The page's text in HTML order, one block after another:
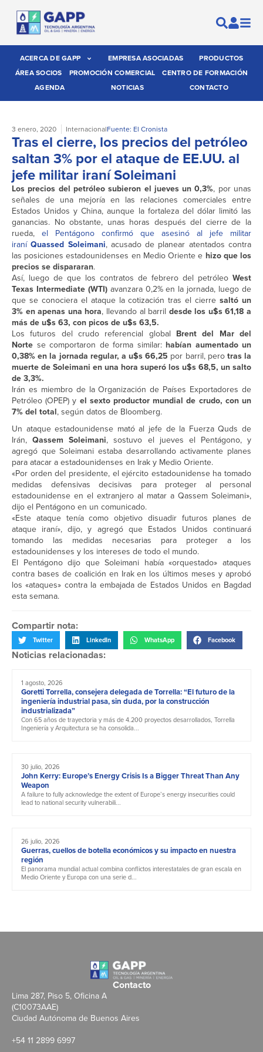
ACERCA DE GAPP EMPRESA ASOCIADAS
PRODUCTOS
ÁREA SOCIOS
PROMOCIÓN COMERCIAL
CENTRO DE FORMACIÓN
AGENDA
NOTICIAS CONTACTO
3 enero, 2020 InternacionalFuente: El Cronista
Tras el cierre, los precios del petróleo
saltan 3% por el ataque de EE.UU. al
jefe militar iraní Soleimani
Los precios del petróleo subieron el jueves un 0,3%, por unas
señales de una mejoría en las relaciones comerciales entre
Estados Unidos y China, aunque la fortaleza del dólar limitó las
ganancias. No obstante, unas horas después del cierre de la
rueda, el Pentágono confirmó que asesinó al jefe militar
iraníQuassed Soleimani, acusado de planear atentados contra
las posiciones estadounidenses en Medio Oriente e hizo que los
precios se dispararan.
Así, luego de que los contratos de febrero del petróleo West
Texas Intermediate (WTI)avanzara 0,2% en la jornada, luego de
que se conociera el ataque la cotización tras el cierresaltó un
3% en apenas una hora, llevando al barril desde los u$s 61,18 a
más de u$s 63, con picos de u$s 63,5.
Los futuros del crudo referencial global Brent del Mar del
Norte se comportaron de forma similar: habían aumentado un
0,38% en la jornada regular, a u$s 66,25 por barril, perotras la
muerte de Soleimani en una hora superó los u$s 68,5, un salto
de 3,3%.
Irán es miembro de la Organización de Países Exportadores de
Petróleo (OPEP) y el sexto productor mundial de crudo, con un
7% del total, según datos de Bloomberg.
Un ataque estadounidense mató al jefe de la Fuerza Quds de
Irán, Qassem Soleimani, sostuvo el jueves el Pentágono, y
agregó que Soleimani estaba desarrollando activamente planes
para atacar a estadounidenses en Irak y Medio Oriente.
«Por orden del presidente, el ejército estadounidense ha tomado
medidas defensivas decisivas para proteger al personal
estadounidense en el extranjero al matar a Qassem Soleimani»,
dijo el Pentágono en un comunicado.
«Este ataque tenía como objetivo disuadir futuros planes de
ataque iraní», dijo, y agregó que Estados Unidos continuará
tomando las medidas necesarias para proteger a los
estadounidenses y los intereses de todo el mundo.
El Pentágono dijo que Soleimani había «orquestado» ataques
contra bases de coalición en Irak en los últimos meses y aprobó
los «ataques» contra la embajada de Estados Unidos en Bagdad
esta semana.
Compartir nota:
Twitter LinkedIn WhatsApp Facebook
Noticias relacionadas:
1 agosto, 2026
Goretti Torrella, consejera delegada de Torrella: “El futuro de la
ingeniería industrial pasa, sin duda, por la construcción
industrializada”
Con 65 años de trayectoria y más de 4.200 proyectos desarrollados, Torrella
Ingeniería y Arquitectura se ha consolida...
30 julio, 2026
John Kerry: Europe’s Energy Crisis Is a Bigger Threat Than Any
Weapon
A failure to fully acknowledge the extent of Europe’s energy insecurities could
lead to national security vulnerabili...
26 julio, 2026
Guerras, cuellos de botella económicos y su impacto en nuestra
región
El panorama mundial actual combina conflictos interestatales de gran escala en
Medio Oriente y Europa con una serie d...
Contacto
Lima 287, Piso 5, Oficina A
(C10073AAE)
Ciudad Autónoma de Buenos Aires
+54 11 2899 6997